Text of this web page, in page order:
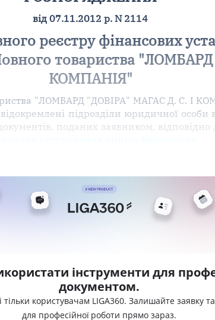
від 07.11.2012 р. N 2114
реєстру фінансових
товариства
КОМПАНІЯ"
"ЛОМБАРД "ДОВІРА" МАГАС Д. С. І
підрозділи юридичної
поданих заявником, відповідно
інструменти для
документом.
тільки користувачам LIGA360. Залишайте заявку
для професійної роботи прямо зараз.